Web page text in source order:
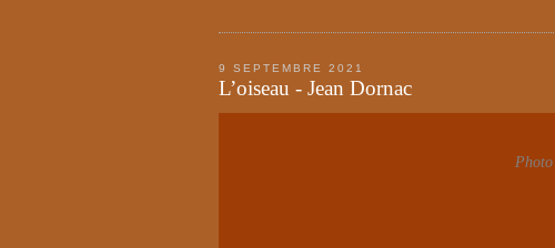
9 SEPTEMBRE 2021
L’oiseau - Jean Dornac